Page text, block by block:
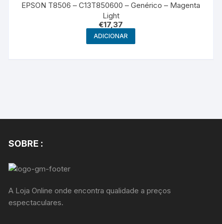
EPSON T8506 – C13T850600 – Genérico – Magenta
Light
€17,37
ADICIONAR
SOBRE :
A Loja Online onde encontra qualidade a preços
espectaculares.